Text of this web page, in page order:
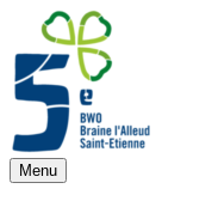
Aller
contenu
Guides 5BW
Menu